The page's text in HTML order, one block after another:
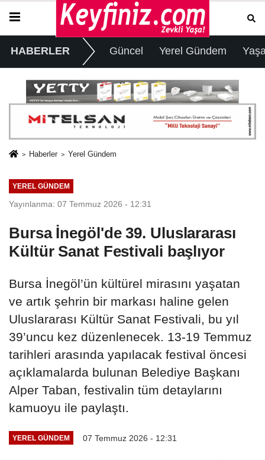
HABERLER Güncel Yerel Gündem
Haberler Yerel Gündem
YEREL GÜNDEM
Yayınlanma: 07 Temmuz 2026 - 12:31
Bursa İnegöl'de 39. Uluslararası
Kültür Sanat Festivali başlıyor
Bursa İnegöl’ün kültürel mirasını yaşatan
ve artık şehrin bir markası haline gelen
Uluslararası Kültür Sanat Festivali, bu yıl
39’uncu kez düzenlenecek. 13-19 Temmuz
tarihleri arasında yapılacak festival öncesi
açıklamalarda bulunan Belediye Başkanı
Alper Taban, festivalin tüm detaylarını
kamuoyu ile paylaştı.
YEREL GÜNDEM 07 Temmuz 2026 - 12:31